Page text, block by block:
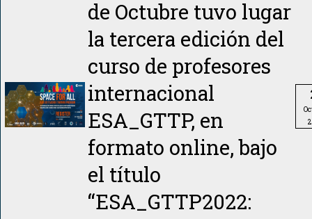
de Octubre tuvo lugar
la tercera edición del
curso de profesores
internacional
ESA_GTTP, en
formato online, bajo
el título
“ESA_GTTP2022: